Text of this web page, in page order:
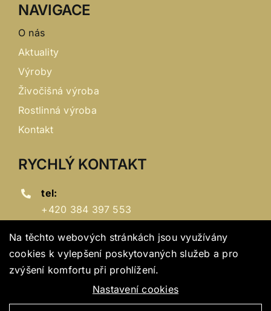
NAVIGACE
O nás
Aktuality
Výroby
Živočišná výroba
Rostlinná výroba
Kontakt
RYCHLÝ KONTAKT
tel:
+420 384 397 553
e-mail:
zd@zd-popelin.cz
adresa:
Popelín 189, 378 55
Na těchto webových stránkách jsou využívány
cookies k vylepšení poskytovaných služeb a pro
zvýšení komfortu při prohlížení.
Nastavení cookies